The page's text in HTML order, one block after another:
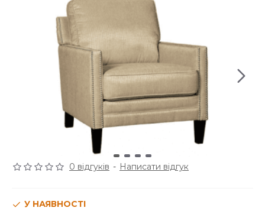
0 відгуків - Написати відгук
У НАЯВНОСТІ